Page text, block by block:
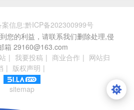
信息:黔ICP备202300999号
您的利益，请联系我们删除处理,侵
箱 29160@163.com
| 我要投稿 | 商业合作 | 网站归
| 版权声明 |
sitemap